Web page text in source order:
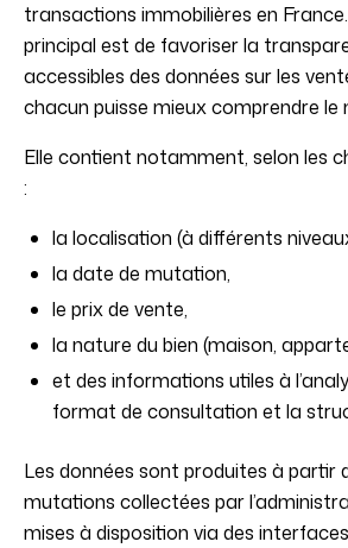
transactions immobilières en
principal est de favoriser la
accessibles des données sur les
chacun puisse mieux comprendre le
Elle contient notamment, selon les
:
la localisation (à différents
la date de mutation,
le prix de vente,
la nature du bien (maison,
et des informations utiles à
format de consultation et la
Les données sont produites à partir
mutations collectées par
mises à disposition via des